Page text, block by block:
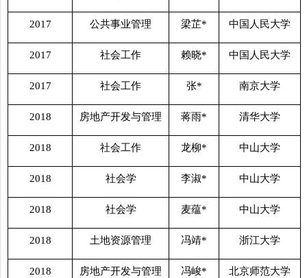
2017 公共事业管理 梁芷* 中国人民大学
2017 社会工作 赖晓* 中国人民大学
2017 社会工作 张* 南京大学
2018 房地产开发与管理 蒋雨* 清华大学
2018 社会工作 龙柳* 中山大学
2018 社会学 李淑* 中山大学
2018 社会学 麦蕴* 中山大学
2018 土地资源管理 冯靖* 浙江大学
2018 房地产开发与管理 冯峻* 北京师范大学